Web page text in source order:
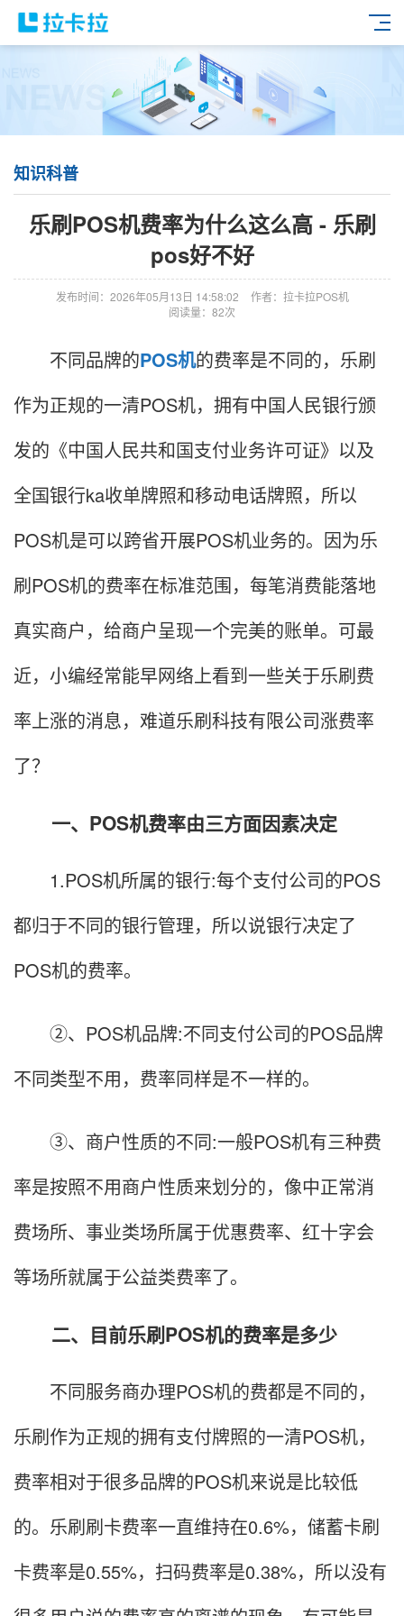
知识科普
乐刷POS机费率为什么这么高 - 乐刷
pos好不好
发布时间：2026年05月13日 14:58:02
作者：拉卡拉POS机
阅读量：82次
不同品牌的POS机的费率是不同的，乐刷
作为正规的一清POS机，拥有中国人民银行颁
发的《中国人民共和国支付业务许可证》以及
全国银行ka收单牌照和移动电话牌照，所以
POS机是可以跨省开展POS机业务的。因为乐
刷POS机的费率在标准范围，每笔消费能落地
真实商户，给商户呈现一个完美的账单。可最
近，小编经常能早网络上看到一些关于乐刷费
率上涨的消息，难道乐刷科技有限公司涨费率
了？
一、POS机费率由三方面因素决定
1.POS机所属的银行:每个支付公司的POS
都归于不同的银行管理，所以说银行决定了
POS机的费率。
②、POS机品牌:不同支付公司的POS品牌
不同类型不用，费率同样是不一样的。
③、商户性质的不同:一般POS机有三种费
率是按照不用商户性质来划分的，像中正常消
费场所、事业类场所属于优惠费率、红十字会
等场所就属于公益类费率了。
二、目前乐刷POS机的费率是多少
不同服务商办理POS机的费都是不同的，
乐刷作为正规的拥有支付牌照的一清POS机，
费率相对于很多品牌的POS机来说是比较低
的。乐刷刷卡费率一直维持在0.6%，储蓄卡刷
卡费率是0.55%，扫码费率是0.38%，所以没有